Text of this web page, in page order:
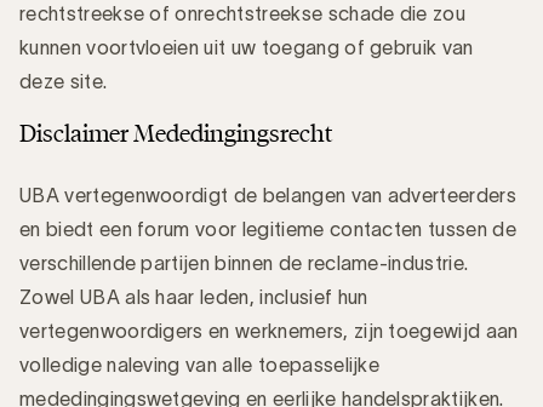
rechtstreekse of onrechtstreekse schade die zou
kunnen voortvloeien uit uw toegang of gebruik van
deze site.
Disclaimer Mededingingsrecht
UBA vertegenwoordigt de belangen van adverteerders
en biedt een forum voor legitieme contacten tussen de
verschillende partijen binnen de reclame-industrie.
Zowel UBA als haar leden, inclusief hun
vertegenwoordigers en werknemers, zijn toegewijd aan
volledige naleving van alle toepasselijke
mededingingswetgeving en eerlijke handelspraktijken.